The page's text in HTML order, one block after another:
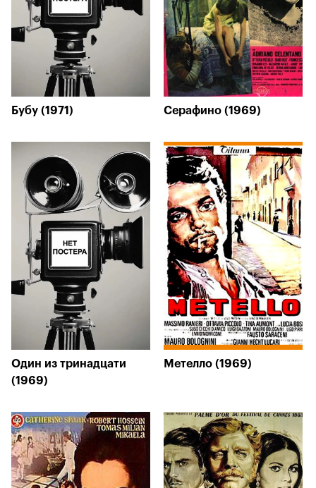
Бубу (1971) Серафино (1969)
Один из тринадцати
(1969)
Метелло (1969)